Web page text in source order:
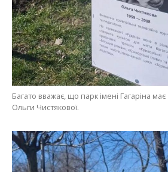
Багато вважає, що парк імені Гагаріна
Ольги Чистякової.